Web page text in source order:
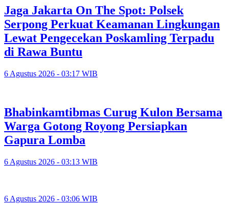
Jaga Jakarta On The Spot: Polsek
Serpong Perkuat Keamanan Lingkungan
Lewat Pengecekan Poskamling Terpadu
di Rawa Buntu
6 Agustus 2026 - 03:17 WIB
Bhabinkamtibmas Curug Kulon Bersama
Warga Gotong Royong Persiapkan
Gapura Lomba
6 Agustus 2026 - 03:13 WIB
6 Agustus 2026 - 03:06 WIB